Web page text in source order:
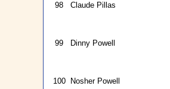
98 Claude Pillas
99 Dinny Powell
100 Nosher Powell